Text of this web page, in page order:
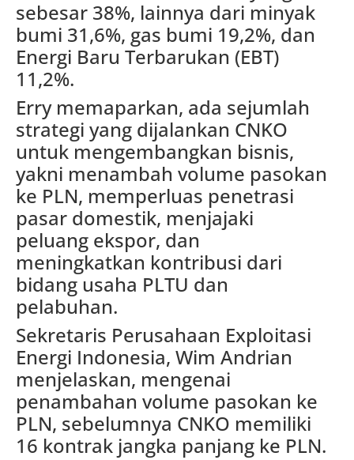
sebesar 38%, lainnya dari minyak
bumi 31,6%, gas bumi 19,2%, dan
Energi Baru Terbarukan (EBT)
11,2%.
Erry memaparkan, ada sejumlah
strategi yang dijalankan CNKO
untuk mengembangkan bisnis,
yakni menambah volume pasokan
ke PLN, memperluas penetrasi
pasar domestik, menjajaki
peluang ekspor, dan
meningkatkan kontribusi dari
bidang usaha PLTU dan
pelabuhan.
Sekretaris Perusahaan Exploitasi
Energi Indonesia, Wim Andrian
menjelaskan, mengenai
penambahan volume pasokan ke
PLN, sebelumnya CNKO memiliki
16 kontrak jangka panjang ke PLN.